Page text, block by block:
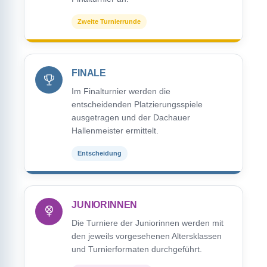
Zweite Turnierrunde
FINALE
Im Finalturnier werden die
entscheidenden Platzierungsspiele
ausgetragen und der Dachauer
Hallenmeister ermittelt.
Entscheidung
JUNIORINNEN
Die Turniere der Juniorinnen werden mit
den jeweils vorgesehenen Altersklassen
und Turnierformaten durchgeführt.